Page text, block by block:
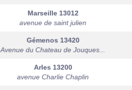
Marseille 13012
avenue de saint julien
Gémenos 13420
Avenue du Chateau de Jouques...
Arles 13200
avenue Charlie Chaplin